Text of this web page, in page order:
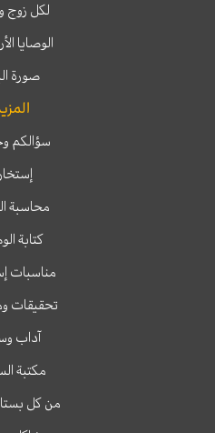
لكل زوج
الوصايا
صورة
سؤالكم
محاسبة
كتابة
مناسبات
تحقيقات
آداب
مكتبة
من كل